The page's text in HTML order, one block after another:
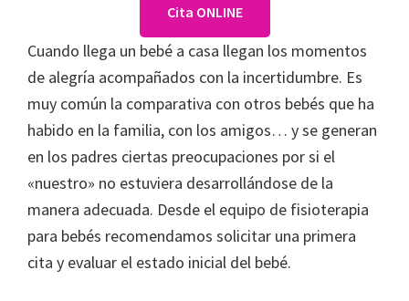
Cita ONLINE
Cuando llega un bebé a casa llegan los momentos
de alegría acompañados con la incertidumbre. Es
muy común la comparativa con otros bebés que ha
habido en la familia, con los amigos… y se generan
en los padres ciertas preocupaciones por si el
«nuestro» no estuviera desarrollándose de la
manera adecuada. Desde el equipo de fisioterapia
para bebés recomendamos solicitar una primera
cita y evaluar el estado inicial del bebé.